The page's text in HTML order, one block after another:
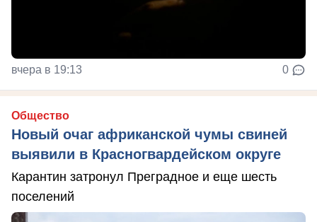
вчера в 19:13 0
Общество
Новый очаг африканской чумы свиней
выявили в Красногвардейском округе
Карантин затронул Преградное и еще шесть
поселений